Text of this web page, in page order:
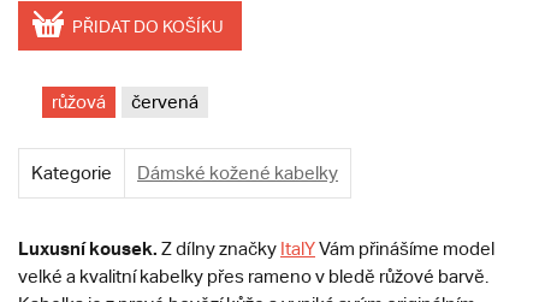
PŘIDAT DO KOŠÍKU
růžová červená
Kategorie Dámské kožené kabelky
Luxusní kousek. Z dílny značky ItalYVám přinášíme model
velké a kvalitní kabelky přes rameno v bledě růžové barvě.